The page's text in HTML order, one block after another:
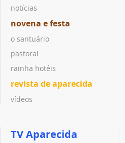
notícias
novena e festa
o santuário
pastoral
rainha hotéis
revista de aparecida
vídeos
TV Aparecida